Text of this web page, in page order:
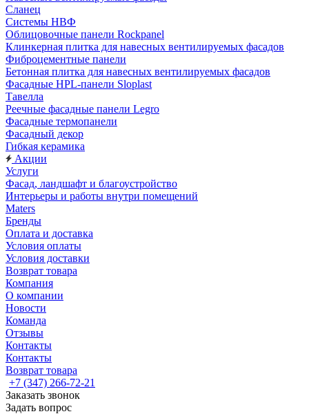
Сланец
Системы НВФ
Облицовочные панели Rockpanel
Клинкерная плитка для навесных вентилируемых фасадов
Фиброцементные панели
Бетонная плитка для навесных вентилируемых фасадов
Фасадные HPL-панели Sloplast
Тавелла
Реечные фасадные панели Legro
Фасадные термопанели
Фасадный декор
Гибкая керамика
Акции
Услуги
Фасад, ландшафт и благоустройство
Интерьеры и работы внутри помещений
Maters
Бренды
Оплата и доставка
Условия оплаты
Условия доставки
Возврат товара
Компания
О компании
Новости
Команда
Отзывы
Контакты
Контакты
Возврат товара
+7 (347) 266-72-21
Заказать звонок
Задать вопрос